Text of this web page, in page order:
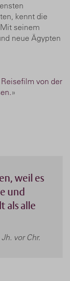
kennt die
seinem
neue Ägypten
von der
»
weil es
und
als alle
vor Chr.